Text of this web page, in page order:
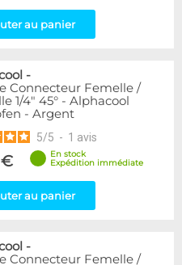
au panier
-
Connecteur Femelle /
1/4" 45° - Alphacool
- Argent
5/5 - 1 avis
En stock
Expédition immédiate
au panier
-
Connecteur Femelle /